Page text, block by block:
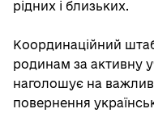
рідних і близьких.
Координаційний
родинам за активну
наголошує на
повернення